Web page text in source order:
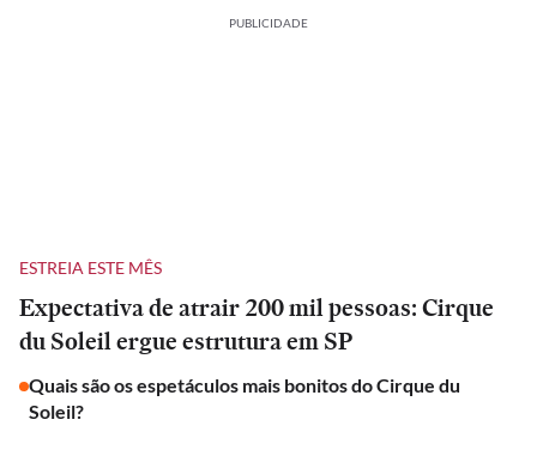
PUBLICIDADE
ESTREIA ESTE MÊS
Expectativa de atrair 200 mil pessoas: Cirque
du Soleil ergue estrutura em SP
Quais são os espetáculos mais bonitos do Cirque du
Soleil?